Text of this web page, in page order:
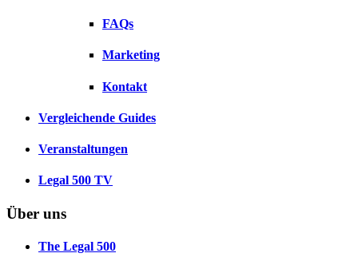
FAQs
Marketing
Kontakt
Vergleichende Guides
Veranstaltungen
Legal 500 TV
Über uns
The Legal 500